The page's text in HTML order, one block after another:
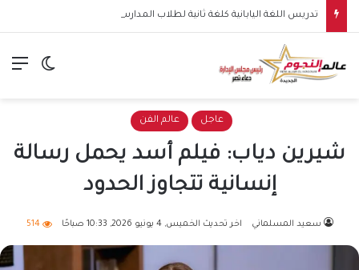
الوضع
عاجل عالم الفن
شيرين دياب: فيلم أسد يحمل رسالة
إنسانية تتجاوز الحدود
سعيد المسلماني اخر تحديث الخميس, 4 يونيو 2026, 10:33 صباحًا 514